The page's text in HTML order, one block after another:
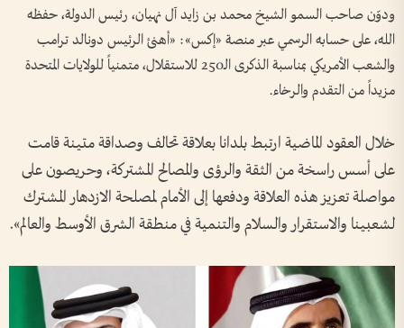
ودوّن صاحب السمو الشيخ محمد بن زايد آل نهيان، رئيس الدولة، حفظه
الله، على حسابه الرسمي عبر منصة «إكس»: «أهنئ الرئيس دونالد ترامب
والشعب الأمريكي بمناسبة الذكرى الـ250 للاستقلال، متمنياً للولايات المتحدة
مزيداً من التقدم والرخاء.
خلال العقود الماضية ارتبط بلدانا بعلاقة تحالف وصداقة متينة قامت
على أسس راسخة من الثقة والرؤى والمصالح المشتركة، وحريصون على
مواصلة تعزيز هذه العلاقة ودفعها إلى الأمام لمصلحة الازدهار المشترك
لشعبينا والاستقرار والسلام والتنمية في منطقة الشرق الأوسط والعالم».